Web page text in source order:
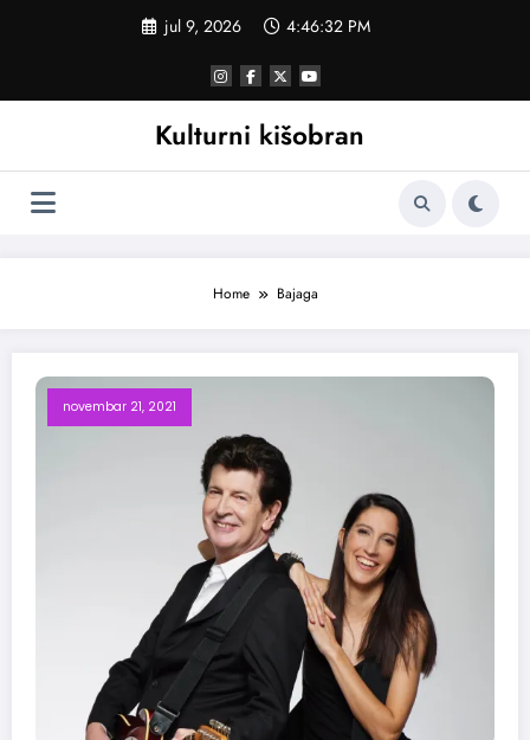
jul 9, 2026 4:46:32 PM
Kulturni kišobran
Home Bajaga
novembar 21, 2021